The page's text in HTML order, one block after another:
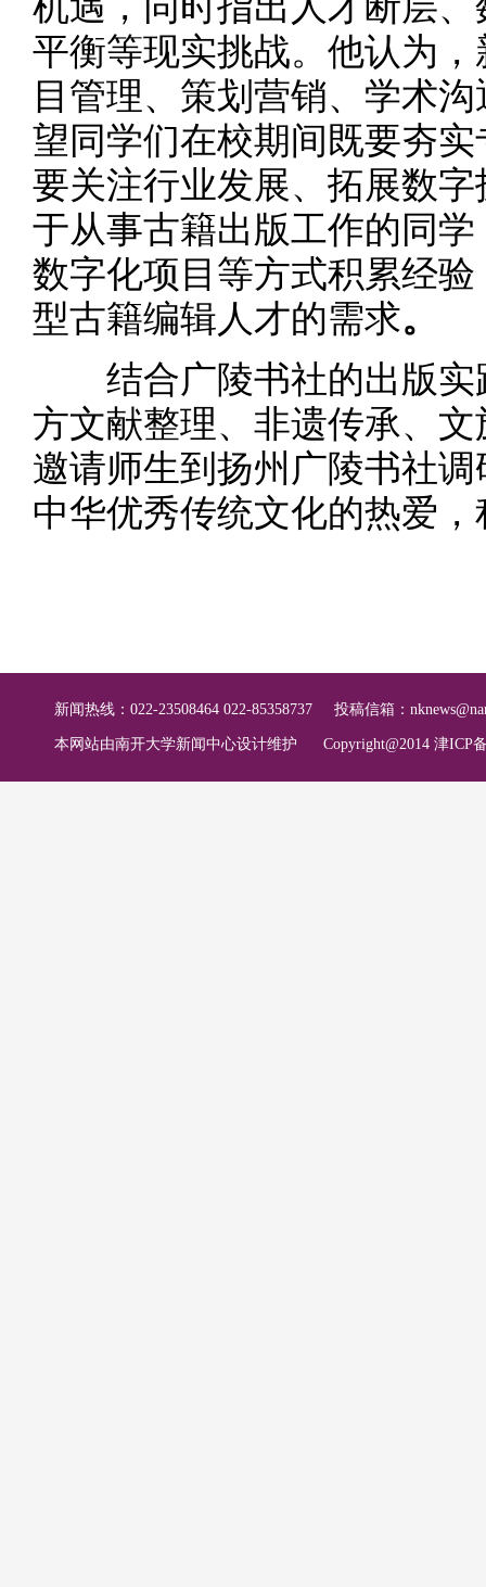
平衡等现实挑战。他认为
目管理、策划营销、学术
望同学们在校期间既要夯
要关注行业发展、拓展数
于从事古籍出版工作的同
数字化项目等方式积累经
型古籍编辑人才的需求。
结合广陵书社的出版实
方文献整理、非遗传承、
邀请师生到扬州广陵书社
中华优秀传统文化的热爱
新闻热线：022-23508464 022-85358737 投稿信箱：
本网站由南开大学新闻中心设计维护 Copyright@2014 津ICP